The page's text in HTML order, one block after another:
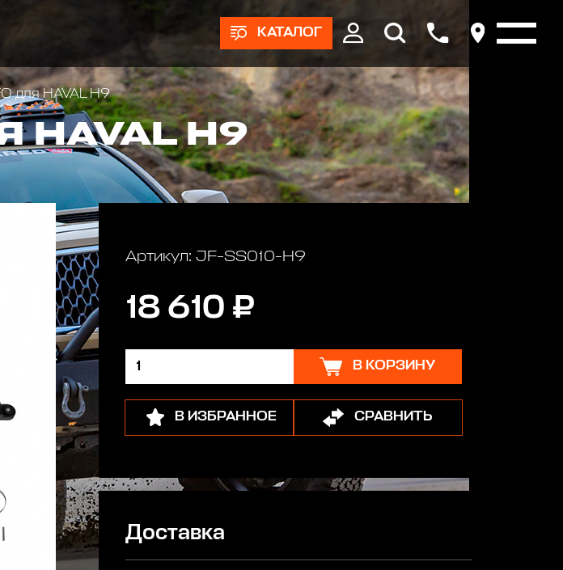
КАТАЛОГ
для HAVAL H9
H9
Артикул: JF-SS010-H9
18 610 ₽
В КОРЗИНУ
В ИЗБРАННОЕ СРАВНИТЬ
Доставка